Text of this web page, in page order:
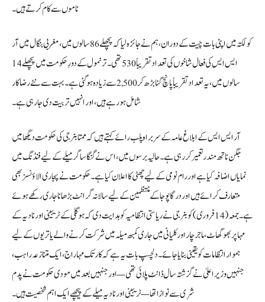
ناموں سے کام کرتے ہیں۔
کولکتہ میں اپنی بات چیت کے دوران، ہم نے جائزہ لیا کہ پچھلے 86 سالوں میں، مغربی بنگال میں آر
ایس ایس کی فعال شاخوں کی تعداد تقریباً 530 تھی۔ ترنمول کے دورِ حکومت میں پچھلے 14
سالوں میں، یہ تعداد تقریباً پانچ گنا بڑھ کر 2,500 سے زیادہ ہو گئی ہے۔ بہت سے نئے رضاکار
شامل ہو رہے ہیں، اور انہیں تربیت دی جا رہی ہے۔
آر ایس ایس کے ابلاغ عامہ کے سربراہ پلب رائے کہتے ہیں کہ ممتا بنرجی کی حکومت دیگھا میں
جگن ناتھ مندر تعمیر کر رہی ہے۔ حالیہ برسوں میں، اس نے گنگا ساگر میلے کے لیے فنڈنگ میں
نمایاں اضافہ کیا ہے اور رام نومی کے لیے چھٹی کا اعلان کیا ہے۔ حکومت نے پجاری الاؤنسز بھی
متعارف کرائے ہیں اور درگا پوجا کے منتظمین کے لیے سالانہ گرانٹ بڑھانا جاری رکھے ہوئے
ہے۔ جمعہ (14 فروری) کو بنرجی نے ریاستی انتظامیہ کو ہدایت دی کہ ہوگلی کے ٹریبینی اور نادیہ کے
مہا پربھو گھاٹ، ماجر چار اور کلیانی میں جاری کمبھ میلہ میں شرکت کرنے والے یاتریوں کے لیے
ہموار انتظامات کو یقینی بنایا جائے۔ دلچسپ بات یہ ہے کہ کارتک مہاراج، ایک متنازعہ راہب،
جنہیں وزیر اعلیٰ نے گزشتہ سال ڈانٹ پلائی تھی — اور جنہیں بعد میں مودی حکومت نے پدم
شری سے نوازا تھا — ٹریبینی اور نادیہ میلے کے پیچھے ایک اہم شخصیت ہیں۔